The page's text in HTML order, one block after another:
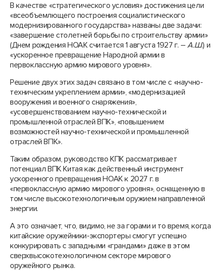
В качестве «стратегического условия» достижения цели
«всеобъемлющего построения социалистического
модернизированного государства» названы две задачи:
«завершение столетней борьбы по строительству армии»
(Днем рождения НОАК считается 1 августа 1927 г. –А.Ш.) и
«ускоренное превращение Народной армии в
первоклассную армию мирового уровня».
Решение двух этих задач связано в том числе с «научно-
техническим укреплением армии», «модернизацией
вооружения и военного снаряжения»,
«усовершенствованием научно-технической и
промышленной отраслей ВПК», «повышением
возможностей научно-технической и промышленной
отраслей ВПК».
Таким образом, руководство КПК рассматривает
потенциал ВПК Китая как действенный инструмент
ускоренного превращения НОАК к 2027 г. в
«первоклассную армию мирового уровня», оснащенную в
том числе высокотехнологичным оружием направленной
энергии.
А это означает, что, видимо, не за горами и то время, когда
китайские оружейники-экспортеры смогут успешно
конкурировать с западными «грандами» даже в этом
сверхвысокотехнологичном секторе мирового
оружейного рынка.